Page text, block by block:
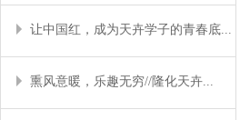
让中国红，成为天卉学子的青春底...
熏风意暖，乐趣无穷//隆化天卉...